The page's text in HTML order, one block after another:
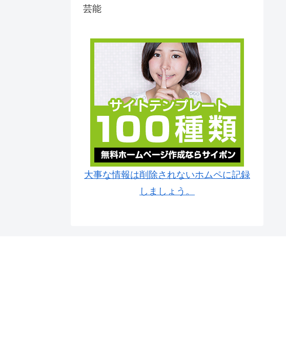
芸能
大事な情報は削除されないホムペに記録
しましょう。